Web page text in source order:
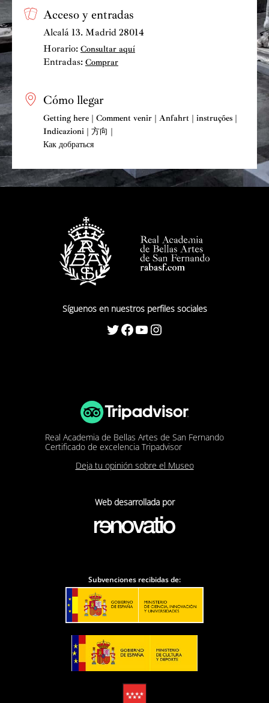
Acceso y entradas
Alcalá 13. Madrid 28014
Horario: Consultar aquí
Entradas: Comprar
Cómo llegar
Getting here | Comment venir | Anfahrt | instruções |
Indicazioni | 方向 |
Как добраться
Síguenos en nuestros perfiles sociales
Twitter Facebook YouTube Instagram
Real Academia de Bellas Artes de San Fernando
Certificado de excelencia Tripadvisor
Deja tu opinión sobre el Museo
Web desarrollada por
Subvenciones recibidas de: